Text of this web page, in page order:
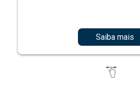
Saiba mais